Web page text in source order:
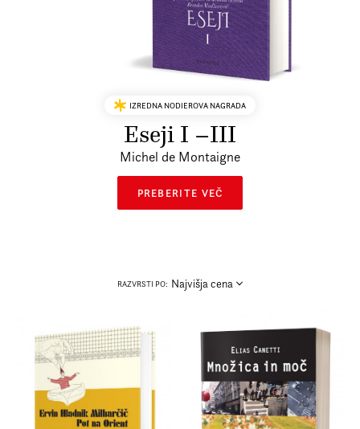
IZREDNA NODIEROVA NAGRADA
Eseji I –III
Michel de Montaigne
PREBERITE VEČ
RAZVRSTI PO: Najvišja cena